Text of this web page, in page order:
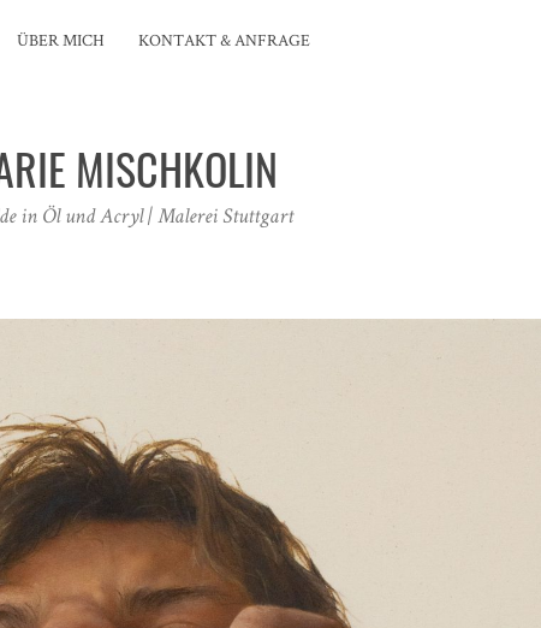
ÜBER MICH KONTAKT & ANFRAGE
MISCHKOLIN
in Öl und Acryl | Malerei Stuttgart